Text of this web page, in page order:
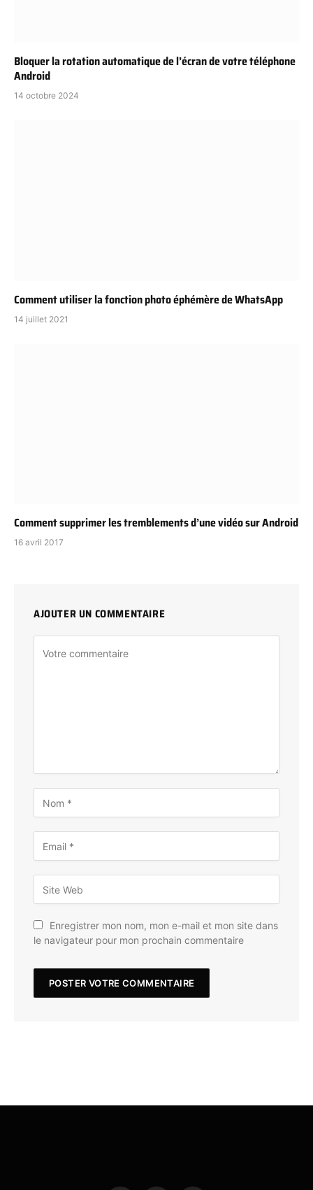
Bloquer la rotation automatique de l’écran de votre téléphone
Android
14 octobre 2024
Comment utiliser la fonction photo éphémère de WhatsApp
14 juillet 2021
Comment supprimer les tremblements d’une vidéo sur Android
16 avril 2017
AJOUTER UN COMMENTAIRE
Enregistrer mon nom, mon e-mail et mon site dans
le navigateur pour mon prochain commentaire